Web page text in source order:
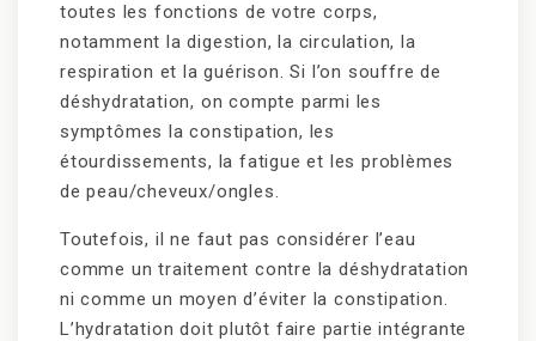
toutes les fonctions de votre corps,
notamment la digestion, la circulation, la
respiration et la guérison. Si l’on souffre de
déshydratation, on compte parmi les
symptômes la constipation, les
étourdissements, la fatigue et les problèmes
de peau/cheveux/ongles.
Toutefois, il ne faut pas considérer l’eau
comme un traitement contre la déshydratation
ni comme un moyen d’éviter la constipation.
L’hydratation doit plutôt faire partie intégrante